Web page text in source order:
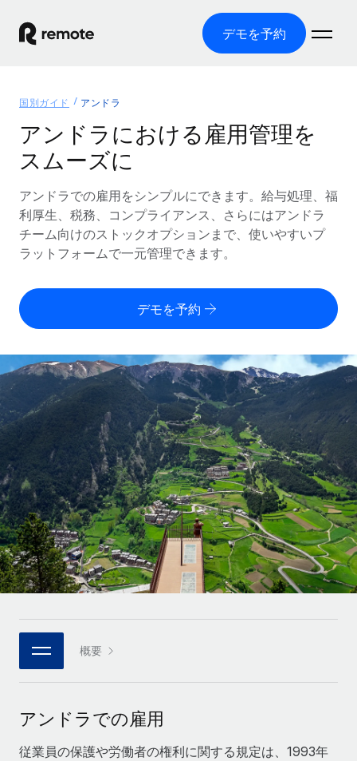
デモを予約
グローバル雇用
グローバル給与処理
コンプライアンス対応の給与処理を手軽に
Employer of Record（EOR）
グローバル展開をコストをかけずに実現
Contractor of Record
世界中の契約社員と法令を遵守して契約
世界中の契約社員をオンボーディングし、管理
PEO
複雑な雇用関連業務を外部委託
インフラ
Remote統合
人事機能をワークフローにシームレスに統合する
プラットフォーム
チームのための人事の基本機能を内蔵
接続 新しい
当社のMCPを使用して、あらゆるAIツールをRemoteに接続
統合
基本的なビジネスツールを活用して業務プロセスを効率化す
ソリューション
各国の制度に対応
国別ガイド
/国別のグローバル雇用支援を検索する
Remoteを他社と比較
成長の段階
スタートアップ
成長中の企業向けのアジャイルなグローバルHR・給与処理ソ
リューション
ミッドマーケット
カスタマイズされた人事ソリューションでチームを拡大する
企業
大企業向けのグローバルHR
パートナーに登録
戦略的テクノロジーパートナー
グローバルな人事機能を柔軟に自社プラットフォームへ統合
当社とのパートナーシップの可能性を検討する
Remote Build 近日リリース予定
リソース
ツールと計算ツール
従業員コスト計算ツール
契約社員の報酬計算ツール
グローバルな契約社員向けに、通貨オプションと支払スピー
REMOTEで学習
リサーチおよびガイド
活用事例
HR用語集
チェックリストおよびテンプレート
職務内容ライブラリ
ウェビナー
イベント
ニュースルーム
給与・人材情報
価格
English
Nederlands
Français
Deutsch
Español
Italiano
Português (Portugal)
日本語
한국어
ログイン
国別ガイド アンドラ
アンドラにおける雇用管理を
スムーズに
アンドラでの雇用をシンプルにできます。給与処理、福
利厚生、税務、コンプライアンス、さらにはアンドラ
チーム向けのストックオプションまで、使いやすいプ
ラットフォームで一元管理できます。
デモを予約
概要
アンドラでの雇用
従業員の保護や労働者の権利に関する規定は、1993年